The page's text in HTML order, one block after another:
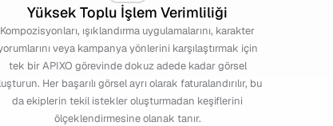
Yüksek Toplu İşlem Verimliliği
Kompozisyonları, ışıklandırma uygulamalarını, karakter
veya kampanya yönlerini karşılaştırmak için
tek bir APIXO görevinde dokuz adede kadar görsel
Her başarılı görsel ayrı olarak faturalandırılır, bu
da ekiplerin tekil istekler oluşturmadan keşiflerini
ölçeklendirmesine olanak tanır.